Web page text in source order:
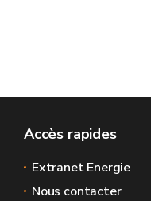
Accès rapides
Extranet Energie
Nous contacter